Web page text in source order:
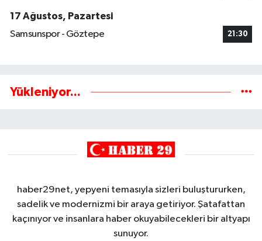
17 Ağustos, Pazartesi
Samsunspor - Göztepe
21:30
Yükleniyor...
haber29net, yepyeni temasıyla sizleri buluştururken,
sadelik ve modernizmi bir araya getiriyor. Şatafattan
kaçınıyor ve insanlara haber okuyabilecekleri bir altyapı
sunuyor.